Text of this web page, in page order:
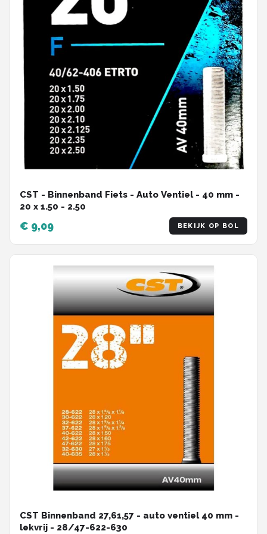
CST - Binnenband Fiets - Auto Ventiel - 40 mm -
20 x 1.50 - 2.50
€ 9,09 BEKIJK OP BOL
CST Binnenband 27,61,57 - auto ventiel 40 mm -
lekvrij - 28/47-622-630